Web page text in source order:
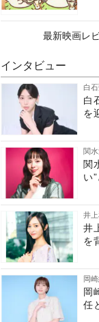
最新映画レ
インタビュー
白
白
を
関
関
い
井
井
を
岡
岡
任